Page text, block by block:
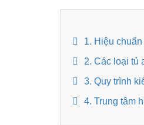
1. Hiệu
2. Các loại tủ
3. Quy trình
4. Trung tâm